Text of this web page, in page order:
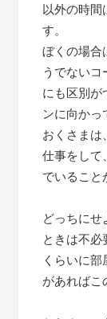
以外の時間
す。
ぼくの場合
うでない
にも区別が
ンに向かっ
おくさまは
仕事をして
でいること
どっちにせ
ときは不必
くらいに
があればこ